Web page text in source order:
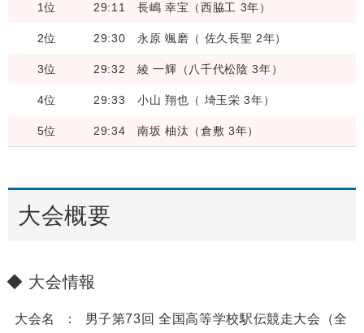
1位 29:11 長嶋 幸宝（西脇工 3年）
2位 29:30 永原 颯磨（ 佐久長聖 2年）
3位 29:32 綾 一輝（八千代松陰 3年）
4位 29:33 小山 翔也（ 埼玉栄 3年）
5位 29:34 南坂 柚汰（倉敷 3年）
大会概要
大会情報
大会名 男子第73回 全国高等学校駅伝競走大会（全